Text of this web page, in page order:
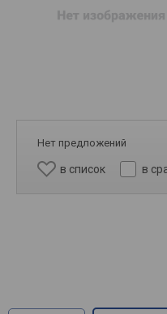
Нет предложений
в список в